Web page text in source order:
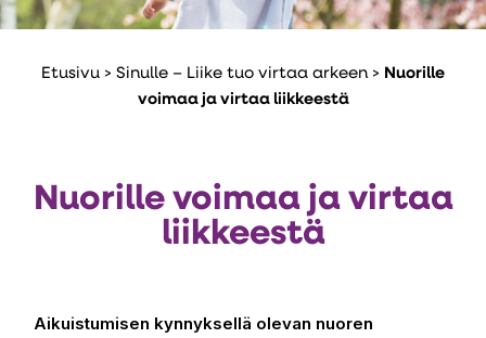
Etusivu > Sinulle – Liike tuo virtaa arkeen> Nuorille
voimaa ja virtaa liikkeestä
Nuorille voimaa ja virtaa
liikkeestä
Aikuistumisen kynnyksellä olevan nuoren